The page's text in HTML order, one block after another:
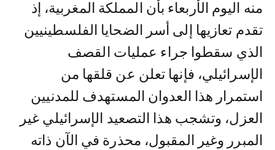
منه اليوم الأربعاء بأن المملكة المغربية، إذ
تقدم تعازيها إلى أسر الضحايا الفلسطينيين
الذي سقطوا جراء عمليات القصف
الإسرائيلي، فإنها تعلن عن قلقها من
استمرار هذا العدوان المستهدف للمدنيين
العزل، وتشجب هذا التصعيد الإسرائيلي غير
المبرر وغير المقبول، محذرة في الآن ذاته